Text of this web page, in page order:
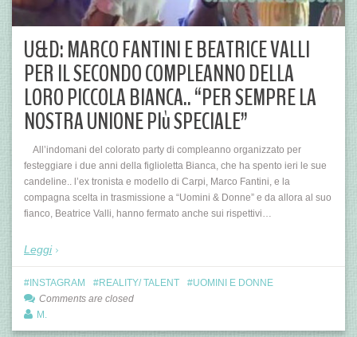
U&D: MARCO FANTINI E BEATRICE VALLI
PER IL SECONDO COMPLEANNO DELLA
LORO PICCOLA BIANCA.. “PER SEMPRE LA
NOSTRA UNIONE PIù SPECIALE”
All’indomani del colorato party di compleanno organizzato per
festeggiare i due anni della figlioletta Bianca, che ha spento ieri le sue
candeline.. l’ex tronista e modello di Carpi, Marco Fantini, e la
compagna scelta in trasmissione a “Uomini & Donne” e da allora al suo
fianco, Beatrice Valli, hanno fermato anche sui rispettivi…
Leggi
INSTAGRAM REALITY/ TALENT
UOMINI E DONNE
Comments are closed
M.